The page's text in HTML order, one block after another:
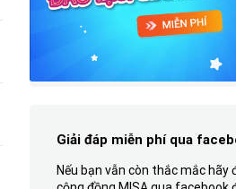
Giải đáp miễn phí qua
Nếu bạn vẫn còn thắc mắc hãy